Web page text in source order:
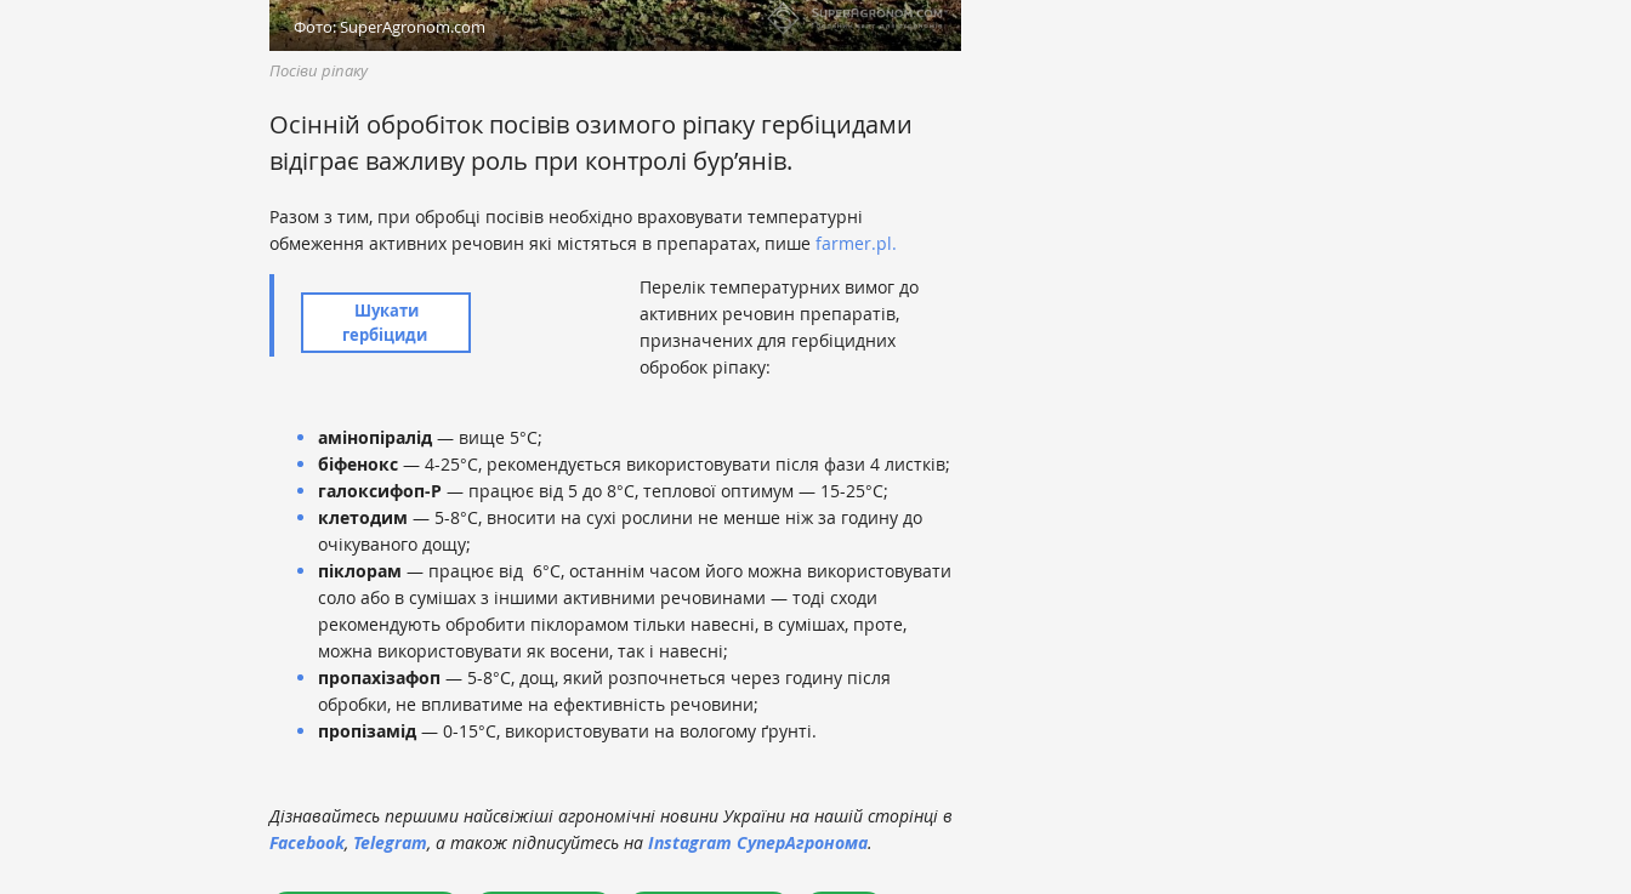
Фото: SuperAgronom.com
Посіви ріпаку
Осінній обробіток посівів озимого ріпаку гербіцидами
відіграє важливу роль при контролі бур’янів.
Разом з тим, при обробці посівів необхідно враховувати температурні
обмеження активних речовин які містяться в препаратах, пише farmer.pl.
Шукати
гербіциди
Перелік температурних вимог до
активних речовин препаратів,
призначених для гербіцидних
обробок ріпаку:
амінопіралід — вище 5°С;
біфенокс — 4-25°С, рекомендується використовувати після фази 4 листків;
галоксифоп-Р — працює від 5 до 8°С, теплової оптимум — 15-25°С;
клетодим — 5-8°С, вносити на сухі рослини не менше ніж за годину до
очікуваного дощу;
піклорам — працює від 6°С, останнім часом його можна використовувати
соло або в сумішах з іншими активними речовинами — тоді сходи
рекомендують обробити піклорамом тільки навесні, в сумішах, проте,
можна використовувати як восени, так і навесні;
пропахізафоп — 5-8°С, дощ, який розпочнеться через годину після
обробки, не впливатиме на ефективність речовини;
пропізамід — 0-15°С, використовувати на вологому ґрунті.
Дізнавайтесь першими найсвіжіші агрономічні новини України на нашій сторінці в
Facebook, Telegram, а також підписуйтесь на Instagram СуперАгронома.